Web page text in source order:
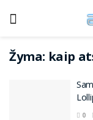
Žyma: kaip
0